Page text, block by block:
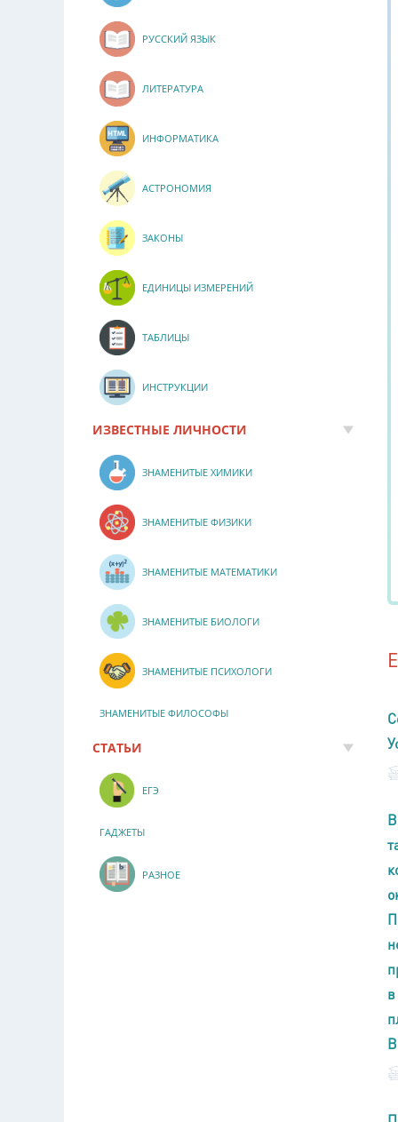
РУССКИЙ ЯЗЫК
ЛИТЕРАТУРА
ИНФОРМАТИКА
АСТРОНОМИЯ
ЗАКОНЫ
ЕДИНИЦЫ ИЗМЕРЕНИЙ
ТАБЛИЦЫ
ИНСТРУКЦИИ
ИЗВЕСТНЫЕ ЛИЧНОСТИ
ЗНАМЕНИТЫЕ ХИМИКИ
ЗНАМЕНИТЫЕ ФИЗИКИ
ЗНАМЕНИТЫЕ МАТЕМАТИКИ
ЗНАМЕНИТЫЕ БИОЛОГИ
ЗНАМЕНИТЫЕ ПСИХОЛОГИ
ЗНАМЕНИТЫЕ ФИЛОСОФЫ
СТАТЬИ
ЕГЭ
ГАДЖЕТЫ
РАЗНОЕ